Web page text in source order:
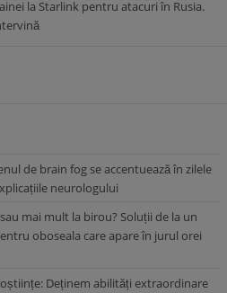
la Starlink pentru atacuri în Rusia.
de brain fog se accentuează în zilele
neurologului
mai mult la birou? Soluții de la un
oboseala care apare în jurul orei
Deținem abilități extraordinare